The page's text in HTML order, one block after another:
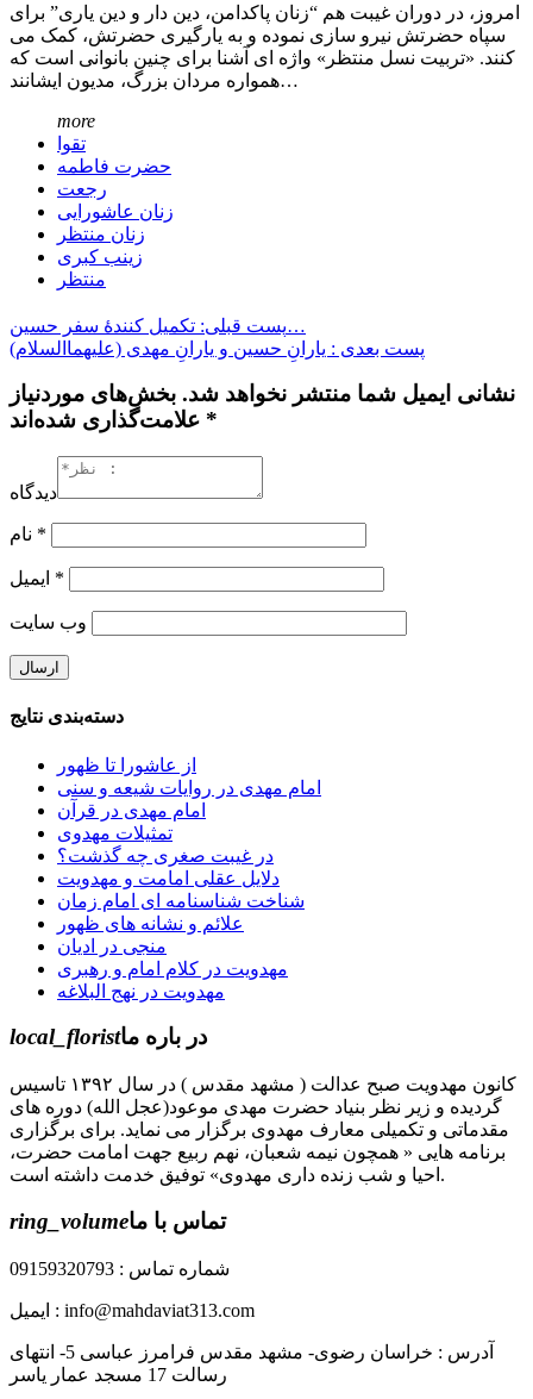
امروز، در دوران غیبت هم “زنان پاکدامن، دین دار و دین یاری” برای
سپاه حضرتش نیرو سازی نموده و به یارگیری حضرتش، کمک می
کنند. «تربیت نسل منتظر» واژه ای آشنا برای چنین بانوانی است که
همواره مردان بزرگ، مدیون ایشانند…
more
تقوا
حضرت فاطمه
رجعت
زنان عاشورایی
زنان منتظر
زینب کبری
منتظر
پست قبلی: تکمیل کنندۀ سفر حسین…
پست بعدی : یارانِ حسین و یارانِ مهدی (علیهماالسلام)
نشانی ایمیل شما منتشر نخواهد شد. بخش‌های موردنیاز
علامت‌گذاری شده‌اند *
دیدگاه
*
*
وب‌ سایت
دسته‌بندی نتایج
از عاشورا تا ظهور
امام مهدی در روایات شیعه و سنی
امام مهدی در قرآن
تمثیلات مهدوی
در غیبت صغری چه گذشت؟
دلایل عقلی امامت و مهدویت
شناخت شناسنامه ای امام زمان
علائم و نشانه های ظهور
منجی در ادیان
مهدویت در کلام امام و رهبری
مهدویت در نهج البلاغه
local_floristدر باره ما
کانون مهدویت صبح عدالت ( مشهد مقدس ) در سال ۱۳۹۲ تاسیس
گردیده و زیر نظر بنیاد حضرت مهدی موعود(عجل الله) دوره های
مقدماتی و تکمیلی معارف مهدوی برگزار می نماید. برای برگزاری
برنامه هایی « همچون نیمه شعبان، نهم ربیع جهت امامت حضرت،
احیا و شب زنده داری مهدوی» توفیق خدمت داشته است.
ring_volumeتماس با ما
شماره تماس : 09159320793
ایمیل : info@mahdaviat313.com
آدرس : خراسان رضوی- مشهد مقدس فرامرز عباسی 5- انتهای
رسالت 17 مسجد عمار یاسر